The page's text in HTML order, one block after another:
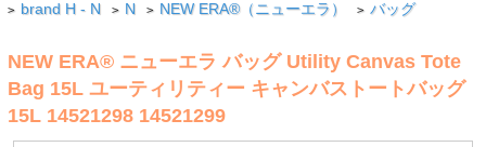
> brand H - N > N > NEW ERA®（ニューエラ） > バッグ
NEW ERA® ニューエラ バッグ Utility Canvas Tote
Bag 15L ユーティリティー キャンバストートバッグ
15L 14521298 14521299